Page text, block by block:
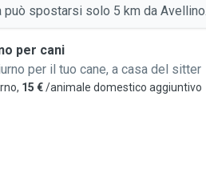
può spostarsi solo 5 km da Avellino.
per cani
per il tuo cane, a casa del sitter
15 €/animale domestico aggiuntivo